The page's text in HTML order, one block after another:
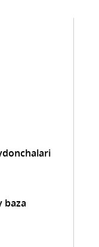
baza